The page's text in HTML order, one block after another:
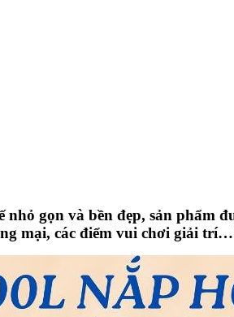
gọn và bền đẹp, sản phẩm
mại, các điểm vui chơi giải